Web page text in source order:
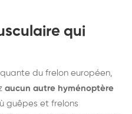
qui
du frelon européen,
aucun autre hyménoptère
guêpes et frelons